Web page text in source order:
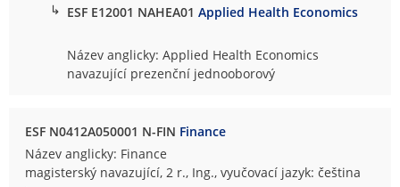
↳ ESF E12001 NAHEA01Applied Health Economics
Název anglicky: Applied Health Economics
navazující prezenční jednooborový
ESF N0412A050001 N-FIN Finance
Název anglicky: Finance
magisterský navazující, 2 r., Ing., vyučovací jazyk: čeština